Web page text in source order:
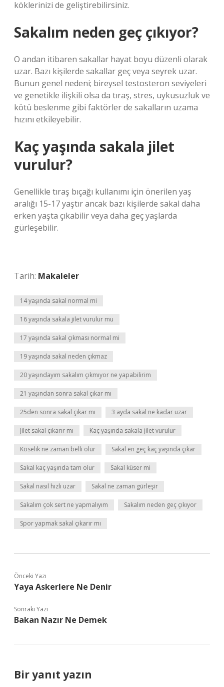
köklerinizi de geliştirebilirsiniz.
Sakalım neden geç çıkıyor?
O andan itibaren sakallar hayat boyu düzenli olarak
uzar. Bazı kişilerde sakallar geç veya seyrek uzar.
Bunun genel nedeni; bireysel testosteron seviyeleri
ve genetikle ilişkili olsa da tıraş, stres, uykusuzluk ve
kötü beslenme gibi faktörler de sakalların uzama
hızını etkileyebilir.
Kaç yaşında sakala jilet
vurulur?
Genellikle tıraş bıçağı kullanımı için önerilen yaş
aralığı 15-17 yaştır ancak bazı kişilerde sakal daha
erken yaşta çıkabilir veya daha geç yaşlarda
gürleşebilir.
Tarih: Makaleler
14 yaşında sakal normal mi
16 yaşında sakala jilet vurulur mu
17 yaşında sakal çıkması normal mi
19 yaşında sakal neden çıkmaz
20 yaşındayım sakalım çıkmıyor ne yapabilirim
21 yaşından sonra sakal çıkar mı
25den sonra sakal çıkar mı 3 ayda sakal ne kadar uzar
Jilet sakal çıkarır mı Kaç yaşında sakala jilet vurulur
Köselik ne zaman belli olur Sakal en geç kaç yaşında çıkar
Sakal kaç yaşında tam olur Sakal küser mi
Sakal nasıl hızlı uzar Sakal ne zaman gürleşir
Sakalım çok sert ne yapmalıyım Sakalım neden geç çıkıyor
Spor yapmak sakal çıkarır mı
Önceki Yazı
Yaya Askerlere Ne Denir
Sonraki Yazı
Bakan Nazır Ne Demek
Bir yanıt yazın